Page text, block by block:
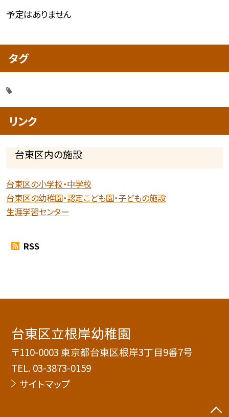
予定はありません
タグ
リンク
台東区内の施設
台東区の小学校・中学校
台東区の幼稚園・認定こども園・子どもの施設
生涯学習センター
RSS
台東区立根岸幼稚園
〒110-0003 東京都台東区根岸3丁目9番7号
TEL. 03-3873-0159
サイトマップ